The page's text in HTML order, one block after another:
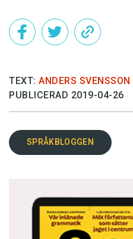
TEXT: ANDERS SVENSSON
PUBLICERAD 2019-04-26
SPRÅKBLOGGEN